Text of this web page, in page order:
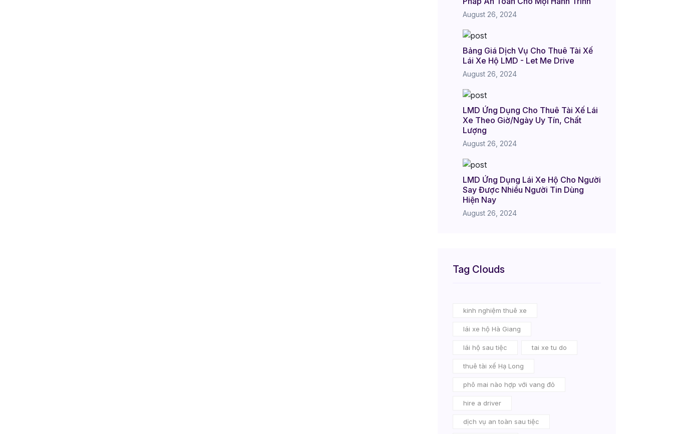
August 26, 2024
Bảng Giá Dịch Vụ Cho Thuê Tài Xế
Lái Xe Hộ LMD - Let Me Drive
August 26, 2024
LMD Ứng Dụng Cho Thuê Tài Xế Lái
Xe Theo Giờ/Ngày Uy Tín, Chất
Lượng
August 26, 2024
LMD Ứng Dụng Lái Xe Hộ Cho Người
Say Được Nhiều Người Tin Dùng
Hiện Nay
August 26, 2024
Tag Clouds
kinh nghiệm thuê xe
lái xe hộ Hà Giang
lái hộ sau tiệc tai xe tu do
thuê tài xế Hạ Long
phô mai nào hợp với vang đỏ
hire a driver
dịch vụ an toàn sau tiệc